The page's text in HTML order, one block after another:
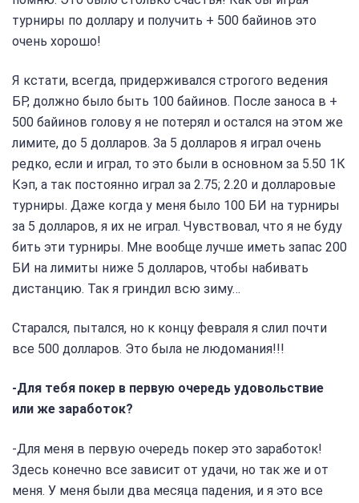
турниры по доллару и получить + 500 байинов это
очень хорошо!
Я кстати, всегда, придерживался строгого ведения
БР, должно было быть 100 байинов. После заноса в +
500 байинов голову я не потерял и остался на этом же
лимите, до 5 долларов. За 5 долларов я играл очень
редко, если и играл, то это были в основном за 5.50 1К
Кэп, а так постоянно играл за 2.75; 2.20 и долларовые
турниры. Даже когда у меня было 100 БИ на турниры
за 5 долларов, я их не играл. Чувствовал, что я не буду
бить эти турниры. Мне вообще лучше иметь запас 200
БИ на лимиты ниже 5 долларов, чтобы набивать
дистанцию. Так я гриндил всю зиму…
Старался, пытался, но к концу февраля я слил почти
все 500 долларов. Это была не людомания!!!
-Для тебя покер в первую очередь удовольствие
или же заработок?
-Для меня в первую очередь покер это заработок!
Здесь конечно все зависит от удачи, но так же и от
меня. У меня были два месяца падения, и я это все